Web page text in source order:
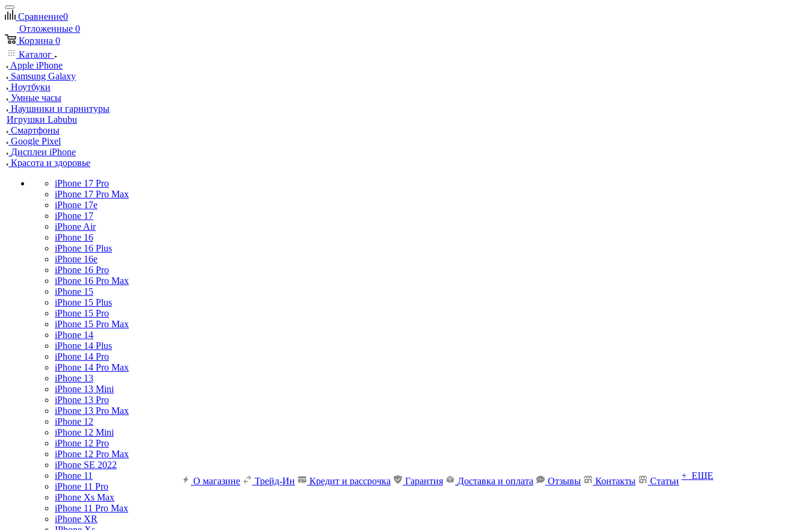
Сравнение0
Отложенные 0
Корзина 0
Каталог
Apple iPhone
Samsung Galaxy
Ноутбуки
Умные часы
Наушники и гарнитуры
Игрушки Labubu
Смартфоны
Google Pixel
Дисплеи iPhone
Красота и здоровье
iPhone 17 Pro
iPhone 17 Pro Max
iPhone 17e
iPhone 17
iPhone Air
iPhone 16
iPhone 16 Plus
iPhone 16e
iPhone 16 Pro
iPhone 16 Pro Max
iPhone 15
iPhone 15 Plus
iPhone 15 Pro
iPhone 15 Pro Max
iPhone 14
iPhone 14 Plus
iPhone 14 Pro
iPhone 14 Pro Max
iPhone 13
iPhone 13 Mini
iPhone 13 Pro
iPhone 13 Pro Max
iPhone 12
iPhone 12 Mini
iPhone 12 Pro
iPhone 12 Pro Max
iPhone SE 2022
iPhone 11
iPhone 11 Pro
iPhone Xs Max
iPhone 11 Pro Max
iPhone XR
О магазине Трейд-Ин Кредит и рассрочка Гарантия Доставка и оплата Отзывы Контакты Статьи
+ ЕЩЕ